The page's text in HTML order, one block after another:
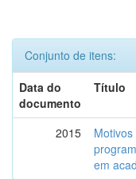
Conjunto de itens:
Data do
documento
Título
2015
em